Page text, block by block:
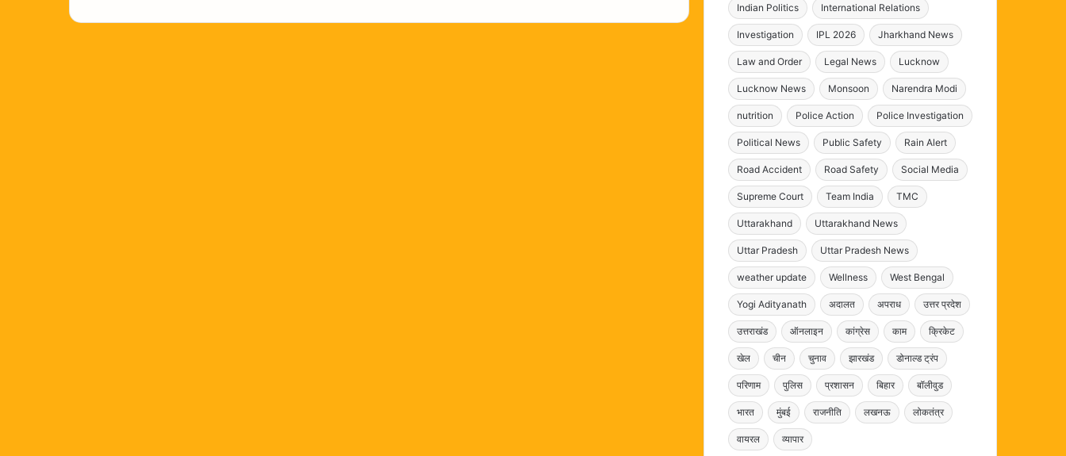
Indian Politics International Relations
Investigation IPL 2026 Jharkhand News
Law and Order Legal News Lucknow
Lucknow News Monsoon Narendra Modi
nutrition Police Action Police Investigation
Political News Public Safety Rain Alert
Road Accident Road Safety Social Media
Supreme Court Team India TMC
Uttarakhand Uttarakhand News
Uttar Pradesh Uttar Pradesh News
weather update Wellness West Bengal
Yogi Adityanath अदालत अपराध उत्तर प्रदेश
उत्तराखंड ऑनलाइन कांग्रेस काम क्रिकेट
खेल चीन चुनाव झारखंड डोनाल्ड ट्रंप
परिणाम पुलिस प्रशासन बिहार बॉलीवुड
भारत मुंबई राजनीति लखनऊ लोकतंत्र
वायरल व्यापार